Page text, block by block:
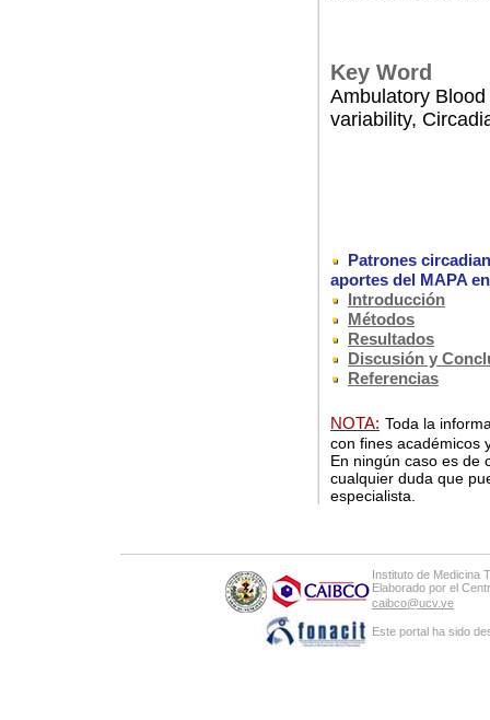
Key Word
Ambulatory
variability,
Patrones
aportes del MAPA
Introducción
Métodos
Resultados
Discusión y
Referencias
NOTA: Toda la
con fines académicos
En ningún caso es de
cualquier duda que
especialista.
Instituto de Medicina
Elaborado por el
caibco@ucv.ve
Este portal ha sido